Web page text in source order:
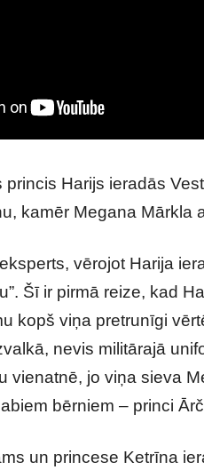
Harijs ieradās
kamēr Megana Mārkla
vērojot Harija
Šī ir pirmā reize, kad
kopš viņa pretrunīgi
nevis militārajā
vienatnē, jo viņa sieva
bērniem – princi
un princese Ketrīna